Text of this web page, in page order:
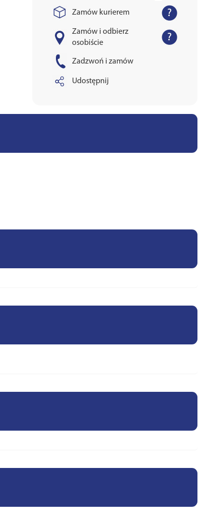
Zamów kurierem
Zamów i odbierz
osobiście
Zadzwoń i zamów
Udostępnij